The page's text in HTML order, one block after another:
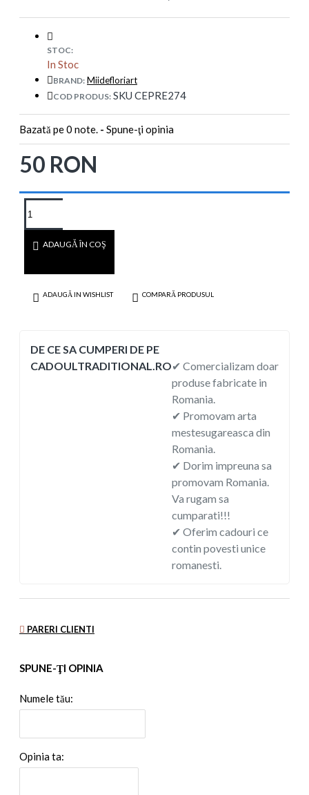
STOC:
In Stoc
BRAND: Miidefloriart
COD PRODUS: SKU CEPRE274
Bazată pe 0 note. - Spune-ţi opinia
50 RON
ADAUGĂ ÎN COŞ
ADAUGĂ IN WISHLIST COMPARĂ PRODUSUL
DE CE SA CUMPERI DE PE
CADOULTRADITIONAL.RO✔ Comercializam doar
produse fabricate in
Romania.
✔ Promovam arta
mestesugareasca din
Romania.
✔ Dorim impreuna sa
promovam Romania.
Va rugam sa
cumparati!!!
✔ Oferim cadouri ce
contin povesti unice
romanesti.
PARERI CLIENTI
SPUNE-ŢI OPINIA
Numele tău:
Opinia ta: